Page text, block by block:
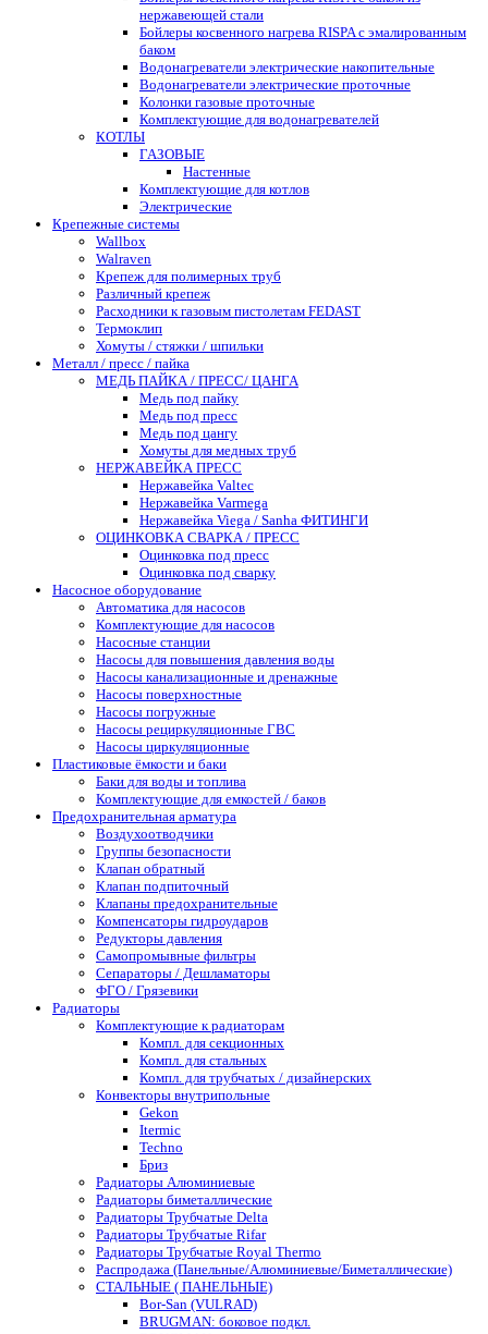
нержавеющей стали
Бойлеры косвенного нагрева RISPA с эмалированным
баком
Водонагреватели электрические накопительные
Водонагреватели электрические проточные
Колонки газовые проточные
Комплектующие для водонагревателей
КОТЛЫ
ГАЗОВЫЕ
Настенные
Комплектующие для котлов
Электрические
Крепежные системы
Wallbox
Walraven
Крепеж для полимерных труб
Различный крепеж
Расходники к газовым пистолетам FEDAST
Термоклип
Хомуты / стяжки / шпильки
Металл / пресс / пайка
МЕДЬ ПАЙКА / ПРЕСС/ ЦАНГА
Медь под пайку
Медь под пресс
Медь под цангу
Хомуты для медных труб
НЕРЖАВЕЙКА ПРЕСС
Нержавейка Valtec
Нержавейка Varmega
Нержавейка Viega / Sanha ФИТИНГИ
ОЦИНКОВКА СВАРКА / ПРЕСС
Оцинковка под пресс
Оцинковка под сварку
Насосное оборудование
Автоматика для насосов
Комплектующие для насосов
Насосные станции
Насосы для повышения давления воды
Насосы канализационные и дренажные
Насосы поверхностные
Насосы погружные
Насосы рециркуляционные ГВС
Насосы циркуляционные
Пластиковые ёмкости и баки
Баки для воды и топлива
Комплектующие для емкостей / баков
Предохранительная арматура
Воздухоотводчики
Группы безопасности
Клапан обратный
Клапан подпиточный
Клапаны предохранительные
Компенсаторы гидроударов
Редукторы давления
Самопромывные фильтры
Сепараторы / Дешламаторы
ФГО / Грязевики
Радиаторы
Комплектующие к радиаторам
Компл. для секционных
Компл. для стальных
Компл. для трубчатых / дизайнерских
Конвекторы внутрипольные
Gekon
Itermic
Techno
Бриз
Радиаторы Алюминиевые
Радиаторы биметаллические
Радиаторы Трубчатые Delta
Радиаторы Трубчатые Rifar
Радиаторы Трубчатые Royal Thermo
Распродажа (Панельные/Алюминиевые/Биметаллические)
СТАЛЬНЫЕ ( ПАНЕЛЬНЫЕ)
Bor-San (VULRAD)
BRUGMAN: боковое подкл.